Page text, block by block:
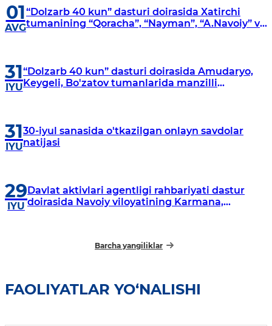
01
AVG
“Dolzarb 40 kun” dasturi doirasida Xatirchi
tumanining “Qoracha”, “Nayman”, “A.Navoiy” va
31
IYU
“Dolzarb 40 kun” dasturi doirasida Amudaryo,
Keygeli, Bo'zatov tumanlarida manzilli
31
IYU
30-iyul sanasida o'tkazilgan onlayn savdolar
natijasi
29
IYU
Davlat aktivlari agentligi rahbariyati dastur
doirasida Navoiy viloyatining Karmana,
Barcha yangiliklar
FAOLIYATLAR YO‘NALISHI